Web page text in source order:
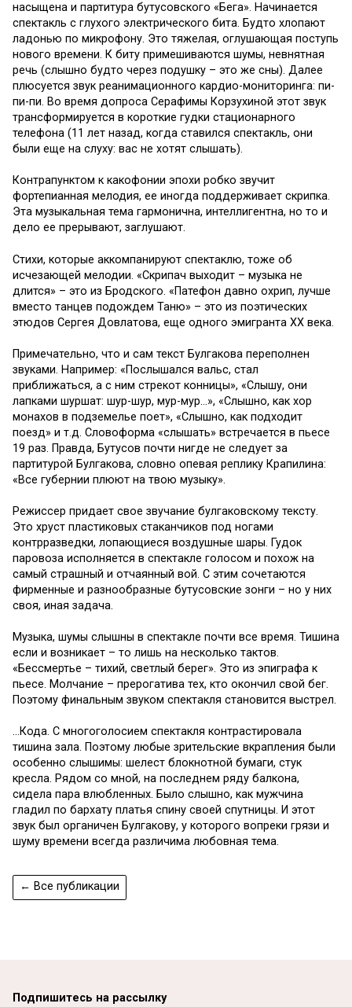
насыщена и партитура бутусовского «Бега». Начинается
спектакль с глухого электрического бита. Будто хлопают
ладонью по микрофону. Это тяжелая, оглушающая поступь
нового времени. К биту примешиваются шумы, невнятная
речь (слышно будто через подушку – это же сны). Далее
плюсуется звук реанимационного кардио-мониторинга: пи-
пи-пи. Во время допроса Серафимы Корзухиной этот звук
трансформируется в короткие гудки стационарного
телефона (11 лет назад, когда ставился спектакль, они
были еще на слуху: вас не хотят слышать).
Контрапунктом к какофонии эпохи робко звучит
фортепианная мелодия, ее иногда поддерживает скрипка.
Эта музыкальная тема гармонична, интеллигентна, но то и
дело ее прерывают, заглушают.
Стихи, которые аккомпанируют спектаклю, тоже об
исчезающей мелодии. «Скрипач выходит – музыка не
длится» – это из Бродского. «Патефон давно охрип, лучше
вместо танцев подождем Таню» – это из поэтических
этюдов Сергея Довлатова, еще одного эмигранта ХХ века.
Примечательно, что и сам текст Булгакова переполнен
звуками. Например: «Послышался вальс, стал
приближаться, а с ним стрекот конницы», «Слышу, они
лапками шуршат: шур-шур, мур-мур…», «Слышно, как хор
монахов в подземелье поет», «Слышно, как подходит
поезд» и т.д. Словоформа «слышать» встречается в пьесе
19 раз. Правда, Бутусов почти нигде не следует за
партитурой Булгакова, словно опевая реплику Крапилина:
«Все губернии плюют на твою музыку».
Режиссер придает свое звучание булгаковскому тексту.
Это хруст пластиковых стаканчиков под ногами
контрразведки, лопающиеся воздушные шары. Гудок
паровоза исполняется в спектакле голосом и похож на
самый страшный и отчаянный вой. С этим сочетаются
фирменные и разнообразные бутусовские зонги – но у них
своя, иная задача.
Музыка, шумы слышны в спектакле почти все время. Тишина
если и возникает – то лишь на несколько тактов.
«Бессмертье – тихий, светлый берег». Это из эпиграфа к
пьесе. Молчание – прерогатива тех, кто окончил свой бег.
Поэтому финальным звуком спектакля становится выстрел.
…Кода. С многоголосием спектакля контрастировала
тишина зала. Поэтому любые зрительские вкрапления были
особенно слышимы: шелест блокнотной бумаги, стук
кресла. Рядом со мной, на последнем ряду балкона,
сидела пара влюбленных. Было слышно, как мужчина
гладил по бархату платья спину своей спутницы. И этот
звук был органичен Булгакову, у которого вопреки грязи и
шуму времени всегда различима любовная тема.
← Все публикации
Подпишитесь на рассылку